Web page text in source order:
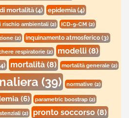
mortalità(4) epidemia(4)
rischio ambientali (2) ICD-9-CM(2)
(2) inquinamento atmosferico(3)
respiratorie(2) modelli(8)
mortalità(8) mortalità generale(2)
(39) normative(2)
(6) parametric boostrap(2)
(2) pronto soccorso(8)